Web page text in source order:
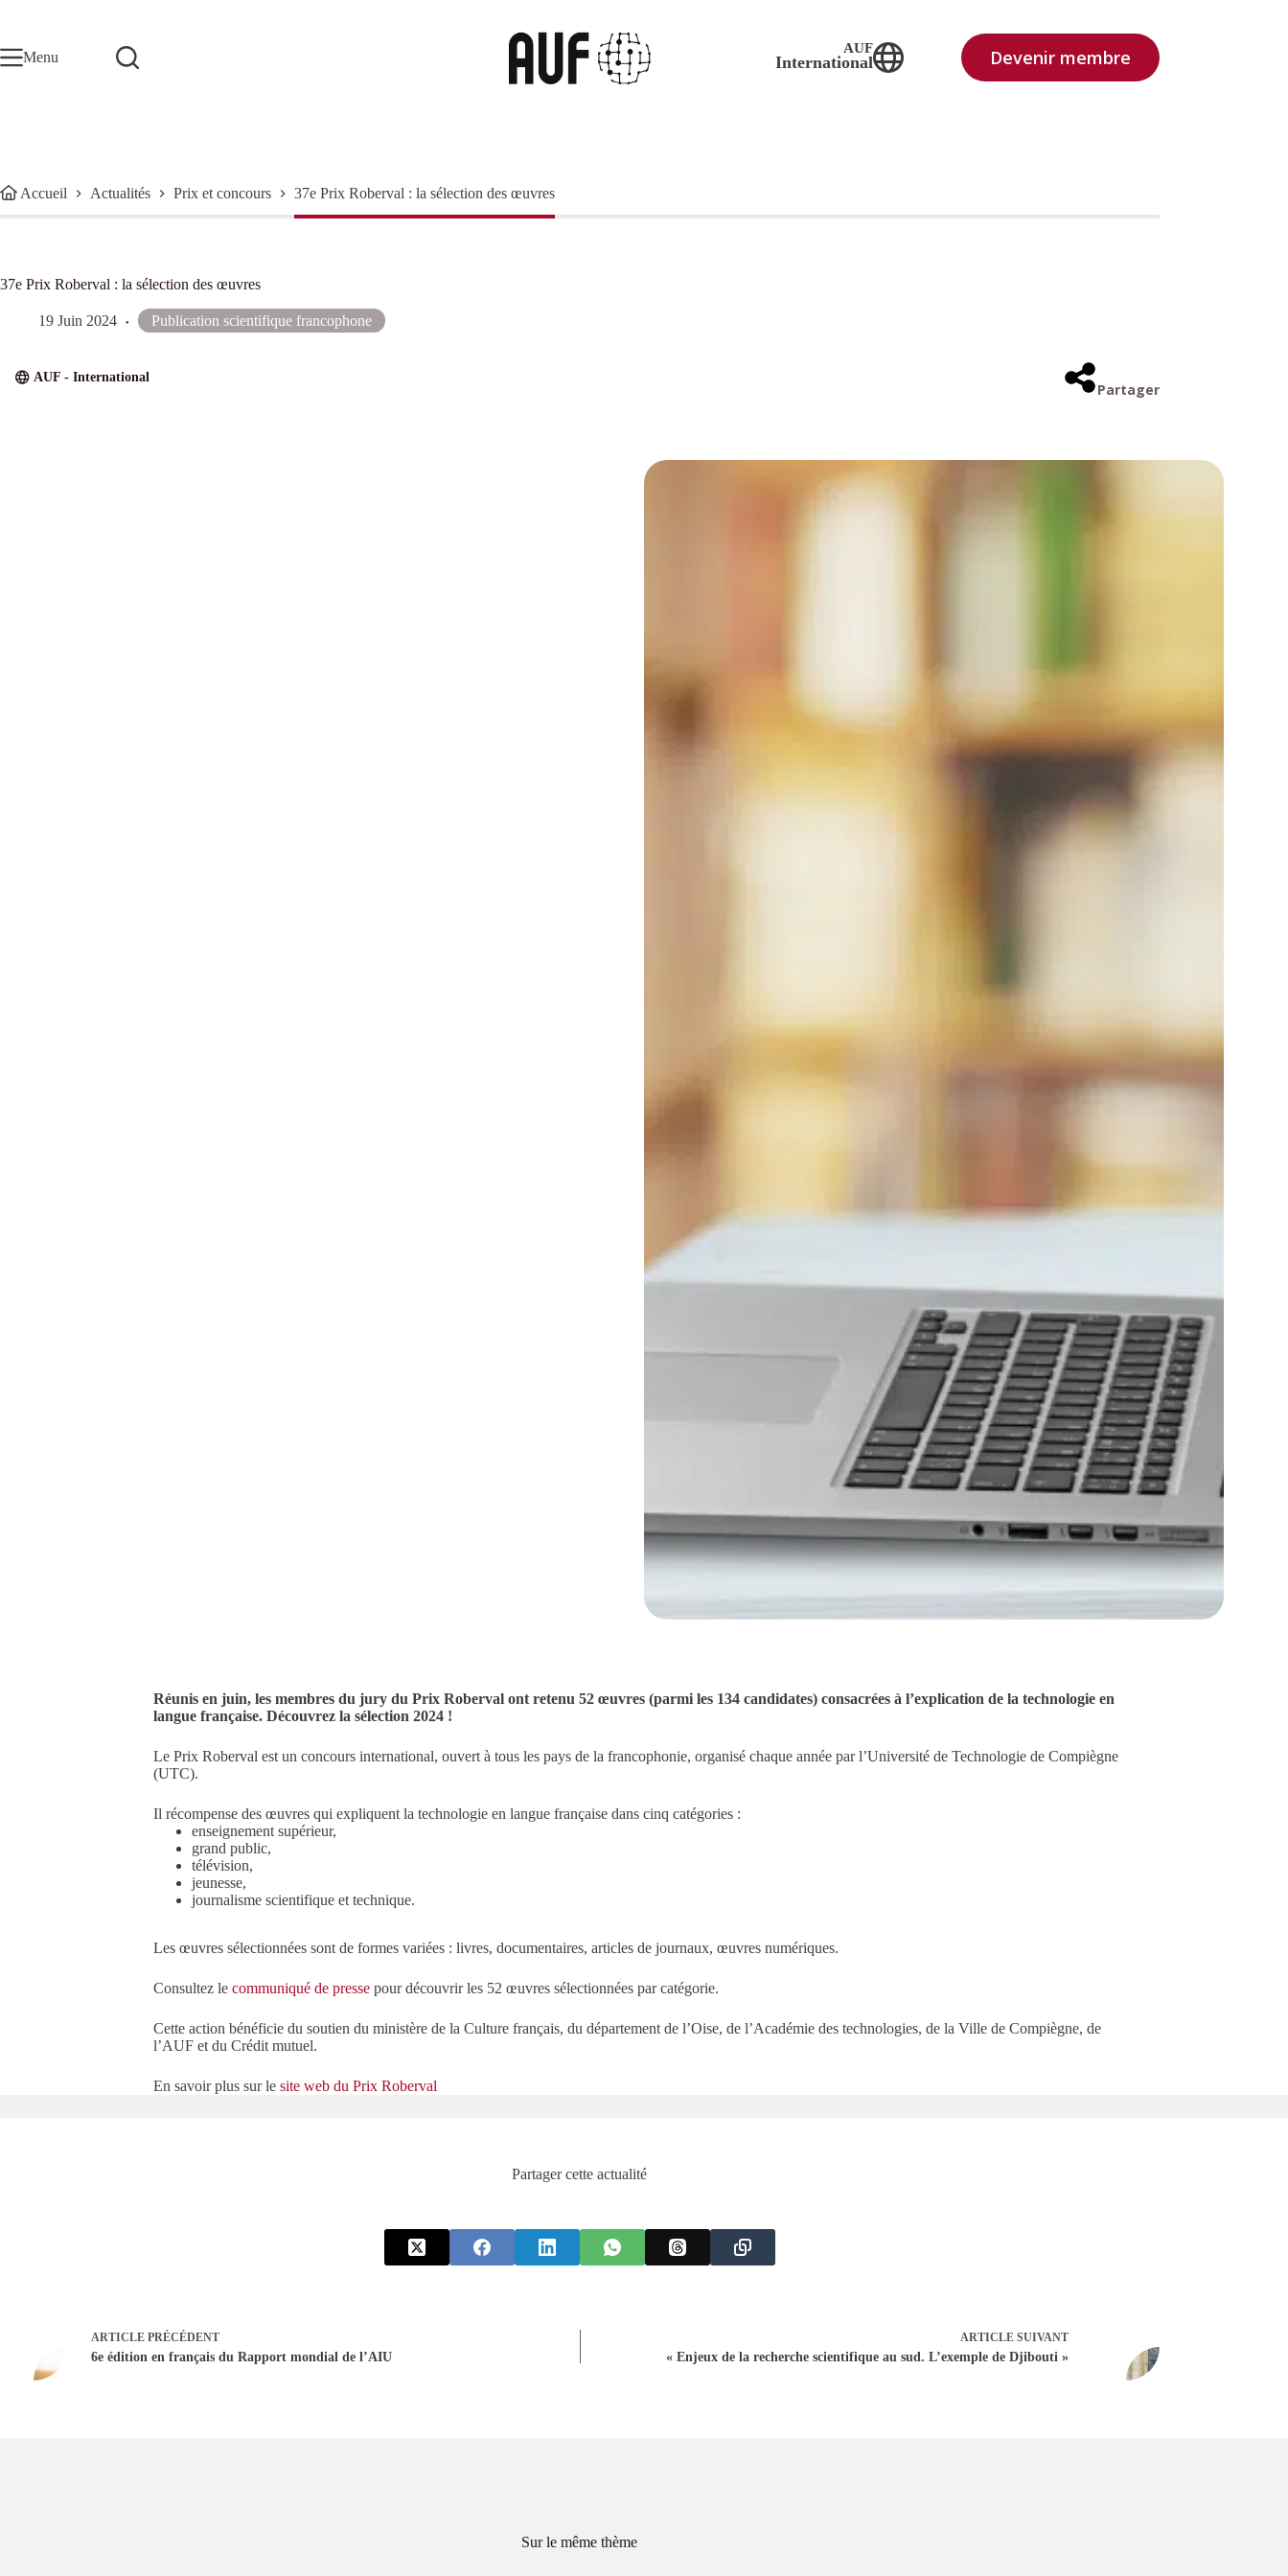
Menu
AUF
International Devenir membre
Accueil Actualités Prix et concours 37e Prix Roberval : la sélection des œuvres
37e Prix Roberval : la sélection des œuvres
19 Juin 2024 Publication scientifique francophone
AUF - International
Partager
Réunis en juin, les membres du jury du Prix Roberval ont retenu 52 œuvres (parmi les 134 candidates) consacrées à l’explication de la technologie en
langue française. Découvrez la sélection 2024 !
Le Prix Roberval est un concours international, ouvert à tous les pays de la francophonie, organisé chaque année par l’Université de Technologie de Compiègne
(UTC).
Il récompense des œuvres qui expliquent la technologie en langue française dans cinq catégories :
enseignement supérieur,
grand public,
télévision,
jeunesse,
journalisme scientifique et technique.
Les œuvres sélectionnées sont de formes variées : livres, documentaires, articles de journaux, œuvres numériques.
Consultez le communiqué de presse pour découvrir les 52 œuvres sélectionnées par catégorie.
Cette action bénéficie du soutien du ministère de la Culture français, du département de l’Oise, de l’Académie des technologies, de la Ville de Compiègne, de
l’AUF et du Crédit mutuel.
En savoir plus sur le site web du Prix Roberval
Partager cette actualité
ARTICLE PRÉCÉDENT
6e édition en français du Rapport mondial de l’AIU
ARTICLESUIVANT
« Enjeux de la recherche scientifique au sud. L’exemple de Djibouti »
Sur le même thème